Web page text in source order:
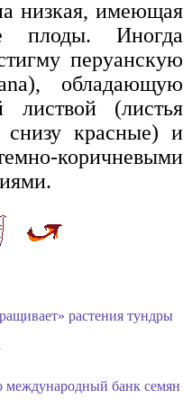
низкая, имеющая
плоды. Иногда
перуанскую
обладающую
листвой (листья
снизу красные) и
коричневыми
растения тундры
банк семян